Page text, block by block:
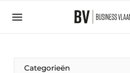
Bedrijven
Categorieën